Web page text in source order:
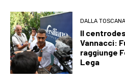
DALLA TOSCANA
Il
Vannacci:
raggiunge
Lega